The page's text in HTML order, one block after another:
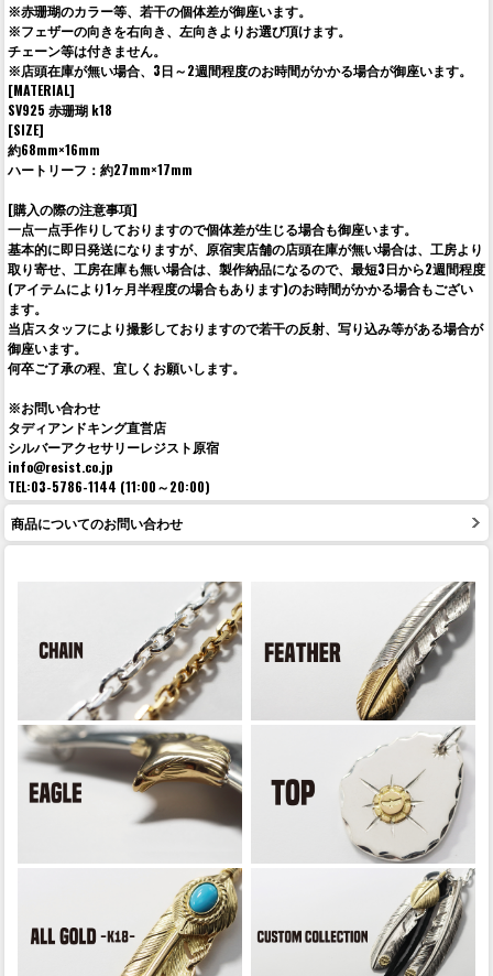
※赤珊瑚のカラー等、若干の個体差が御座います。
※フェザーの向きを右向き、左向きよりお選び頂けます。
チェーン等は付きません。
※店頭在庫が無い場合、3日～2週間程度のお時間がかかる場合が御座います。
[MATERIAL]
SV925 赤珊瑚 k18
[SIZE]
約68mm×16mm
ハートリーフ：約27mm×17mm
[購入の際の注意事項]
一点一点手作りしておりますので個体差が生じる場合も御座います。
基本的に即日発送になりますが、原宿実店舗の店頭在庫が無い場合は、工房より
取り寄せ、工房在庫も無い場合は、製作納品になるので、最短3日から2週間程度
(アイテムにより1ヶ月半程度の場合もあります)のお時間がかかる場合もござい
ます。
当店スタッフにより撮影しておりますので若干の反射、写り込み等がある場合が
御座います。
何卒ご了承の程、宜しくお願いします。
※お問い合わせ
タディアンドキング直営店
シルバーアクセサリーレジスト原宿
info@resist.co.jp
TEL:03-5786-1144 (11:00～20:00)
商品についてのお問い合わせ